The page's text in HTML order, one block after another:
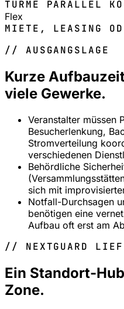
TÜRME PARALLEL
Flex
MIETE, LEASING
// AUSGANGSLAGE
Kurze
viele Gewerke.
Veranstalter müssen
Besucherlenkung,
Stromverteilung
verschiedenen
Behördliche
sich mit
Notfall-Durchsagen
benötigen eine
Aufbau oft erst am
// NEXTGUARD
Ein Standort-
Zone.